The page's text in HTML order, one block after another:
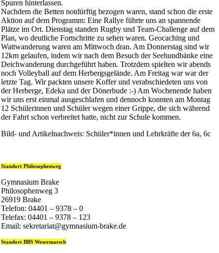
Spuren hinterlassen.
Nachdem die Betten notdürftig bezogen waren, stand schon die erste
Aktion auf dem Programm: Eine Rallye führte uns an spannende
Plätze im Ort. Dienstag standen Rugby und Team-Challenge auf dem
Plan, wo deutliche Fortschritte zu sehen waren. Geocaching und
Wattwanderung waren am Mittwoch dran. Am Donnerstag sind wir
12km gelaufen, indem wir nach dem Besuch der Seehundbänke eine
Deichwanderung durchgeführt haben. Trotzdem spielten wir abends
noch Volleyball auf dem Herbergsgelände. Am Freitag war war der
letzte Tag. Wir packten unsere Koffer und verabschiedeten uns von
der Herberge, Edeka und der Dönerbude :-) Am Wochenende haben
wir uns erst einmal ausgeschlafen und dennoch konnten am Montag
12 Schülerinnen und Schüler wegen einer Grippe, die sich während
der Fahrt schon verbreitet hatte, nicht zur Schule kommen.
Bild- und Artikelnachweis: Schüler*innen und Lehrkräfte der 6a, 6c
Standort Philosophenweg
Gymnasium Brake
Philosophenweg 3
26919 Brake
Telefon: 04401 – 9378 – 0
Telefax: 04401 – 9378 – 123
Email: sekretariat@gymnasium-brake.de
Standort BBS Wesermarsch